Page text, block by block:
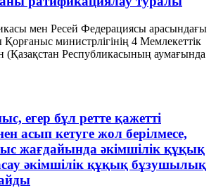
мен Ресей Федерациясы арасындағы
министрлігінің 4 Мемлекеттік
(Қазақстан Республикасының аумағында
егер бұл ретте қажетті
асып кетуге жол берілмесе,
жағдайында әкімшілік құқық
әкімшілік құқық бұзушылық